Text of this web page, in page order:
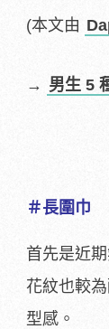
(本文由
→ 男生 5
＃長圍巾
首先是近
花紋也較
型感。